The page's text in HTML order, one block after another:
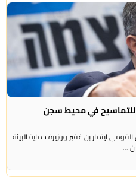
في محيط سجن
ايتمار بن غفير ووزيرة حماية البيئة